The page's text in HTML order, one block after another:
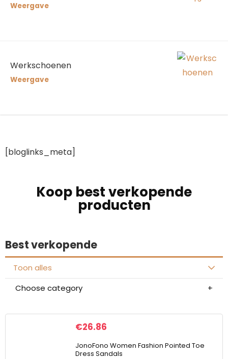
Weergave
Werkschoenen
Weergave
[bloglinks_meta]
Koop best verkopende
producten
Best verkopende
Toon alles
Choose category
€26.86
JonoFono Women Fashion Pointed Toe
Dress Sandals